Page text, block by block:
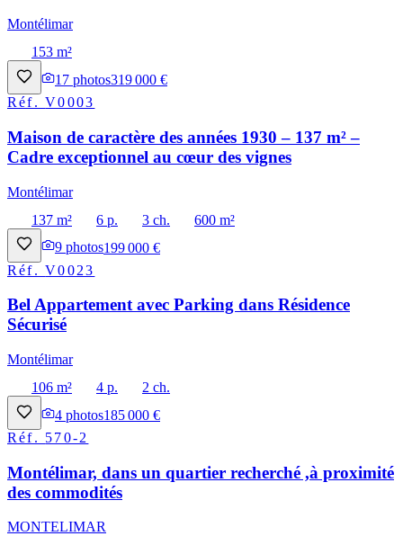
Montélimar
153 m²
17 photos319 000 €
Réf.V0003
Maison de caractère des années 1930 – 137 m² –
Cadre exceptionnel au cœur des vignes
Montélimar
137 m²
6 p. 3 ch.
600 m²
9 photos199 000 €
Réf.V0023
Bel Appartement avec Parking dans Résidence
Sécurisé
Montélimar
106 m²
4 p.
2 ch.
4 photos185 000 €
Réf. 570-2
Montélimar, dans un quartier recherché ,à proximité
des commodités
MONTELIMAR